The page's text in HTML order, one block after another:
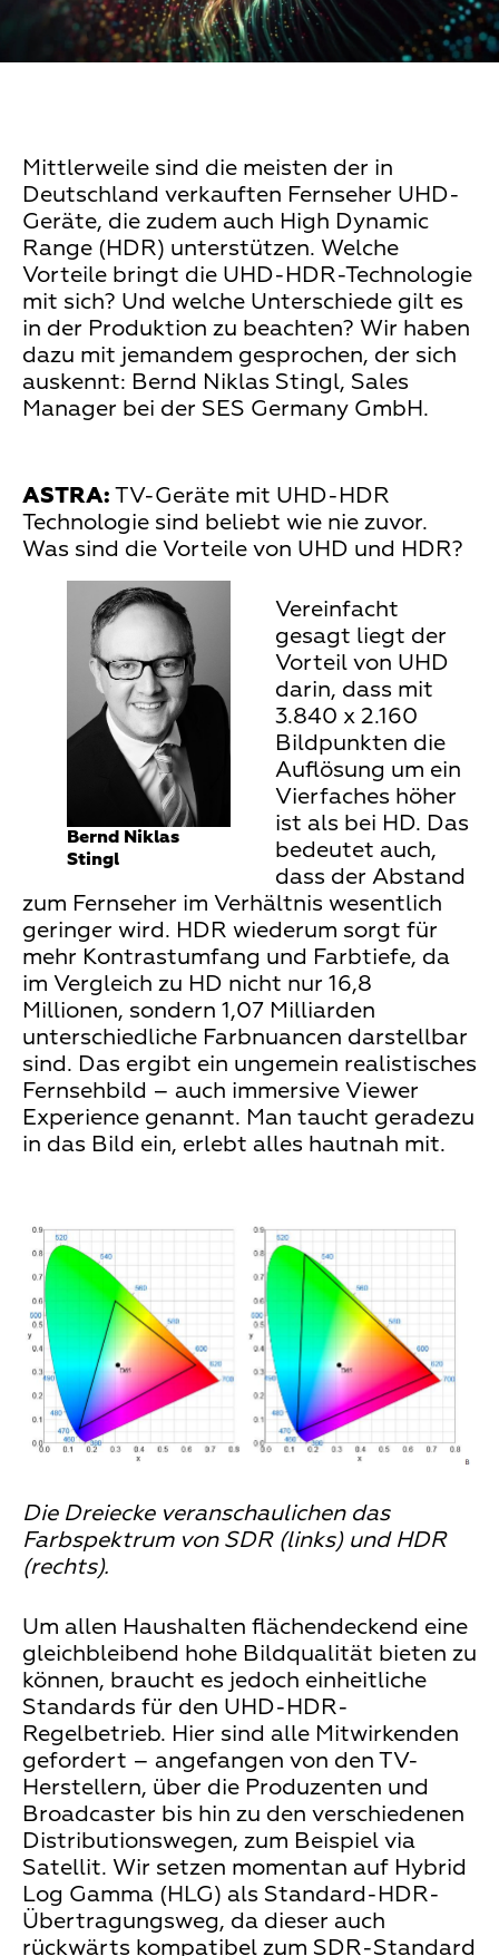
Mittlerweile sind die meisten der in
Deutschland verkauften Fernseher UHD-
Geräte, die zudem auch High Dynamic
Range (HDR) unterstützen. Welche
Vorteile bringt die UHD-HDR-Technologie
mit sich? Und welche Unterschiede gilt es
in der Produktion zu beachten? Wir haben
dazu mit jemandem gesprochen, der sich
auskennt: Bernd Niklas Stingl, Sales
Manager bei der SES Germany GmbH.
ASTRA: TV-Geräte mit UHD-HDR
Technologie sind beliebt wie nie zuvor.
Was sind die Vorteile von UHD und HDR?
Bernd Niklas
Stingl
Vereinfacht
gesagt liegt der
Vorteil von UHD
darin, dass mit
3.840 x 2.160
Bildpunkten die
Auflösung um ein
Vierfaches höher
ist als bei HD. Das
bedeutet auch,
dass der Abstand
zum Fernseher im Verhältnis wesentlich
geringer wird. HDR wiederum sorgt für
mehr Kontrastumfang und Farbtiefe, da
im Vergleich zu HD nicht nur 16,8
Millionen, sondern 1,07 Milliarden
unterschiedliche Farbnuancen darstellbar
sind. Das ergibt ein ungemein realistisches
Fernsehbild – auch immersive Viewer
Experience genannt. Man taucht geradezu
in das Bild ein, erlebt alles hautnah mit.
Die Dreiecke veranschaulichen das
Farbspektrum von SDR (links) und HDR
(rechts).
Um allen Haushalten flächendeckend eine
gleichbleibend hohe Bildqualität bieten zu
können, braucht es jedoch einheitliche
Standards für den UHD-HDR-
Regelbetrieb. Hier sind alle Mitwirkenden
gefordert – angefangen von den TV-
Herstellern, über die Produzenten und
Broadcaster bis hin zu den verschiedenen
Distributionswegen, zum Beispiel via
Satellit. Wir setzen momentan auf Hybrid
Log Gamma (HLG) als Standard-HDR-
Übertragungsweg, da dieser auch
rückwärts kompatibel zum SDR-Standard